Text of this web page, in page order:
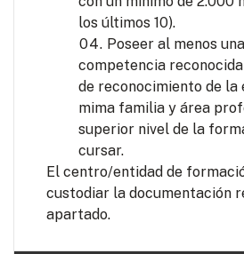
los últimos 10).
Poseer al menos
competencia
de reconocimiento de la
mima familia y área
superior nivel de la
cursar.
El centro/entidad de
custodiar la documentación
apartado.